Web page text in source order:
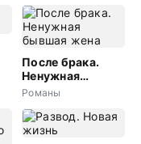
После брака.
Ненужная
бывшая жена
Романы